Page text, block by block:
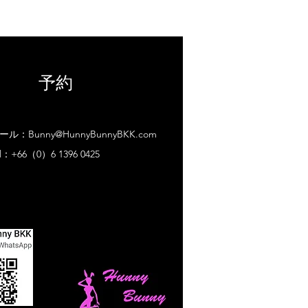
予約
ル： Bunny@HunnyBunnyBKK.com
：+66（0）6 1396 0425